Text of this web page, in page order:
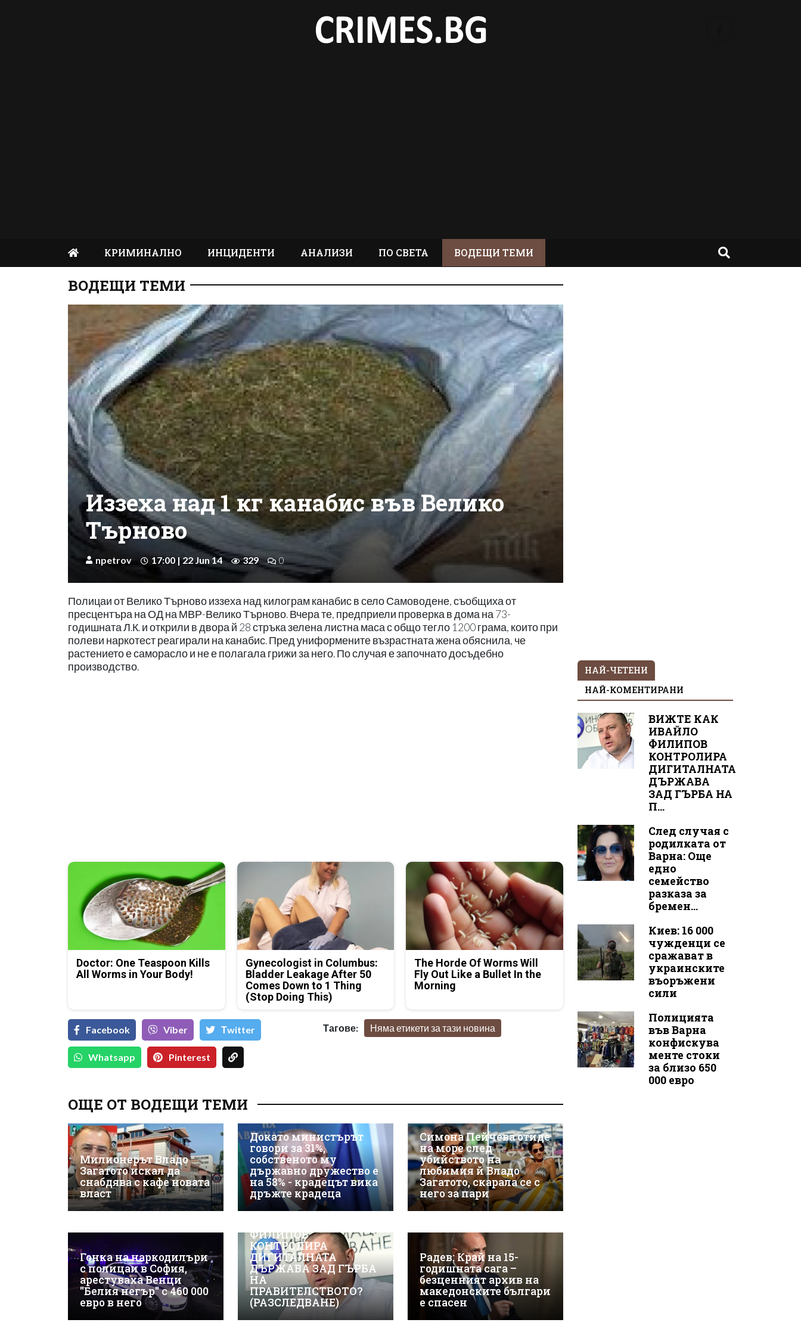
КРИМИНАЛНО ИНЦИДЕНТИ АНАЛИЗИ ПО СВЕТА ВОДЕЩИ ТЕМИ
ВОДЕЩИ ТЕМИ
Иззеха над 1 кг канабис във Велико
Търново
npetrov 17:00 | 22 Jun 14 329 0
Полицаи от Велико Търново иззеха над килограм канабис в село Самоводене, съобщиха от
пресцентъра на ОД на МВР-Велико Търново. Вчера те, предприели проверка в дома на 73-
годишната Л.К. и открили в двора й 28 стръка зелена листна маса с общо тегло 1200 грама, които при
полеви наркотест реагирали на канабис. Пред униформените възрастната жена обяснила, че
растението е саморасло и не е полагала грижи за него. По случая е започнато досъдебно
производство.
Doctor: One Teaspoon Kills
All Worms in Your Body!
Gynecologist in Columbus:
Bladder Leakage After 50
Comes Down to 1 Thing
(Stop Doing This)
The Horde Of Worms Will
Fly Out Like a Bullet In the
Morning
Facebook Viber Тwitter
Whatsapp Pinterest
Тагове: Няма етикети за тази новина
ОЩЕ ОТ ВОДЕЩИ ТЕМИ
Милионерът Владо
Загатото искал да
снабдява с кафе новата
власт
Докато министърът
говори за 31%,
собственото му
държавно дружество е
на 58% - крадецът вика
дръжте крадеца
Симона Пейчева отиде
на море след
убийството на
любимия й Владо
Загатото, скарала се с
него за пари
Гонка на наркодилъри
с полицаи в София,
арестуваха Венци
"Белия негър" с 460 000
евро в него
ФИЛИПОВ
КОНТРОЛИРА
ДИГИТАЛНАТА
ДЪРЖАВА ЗАД ГЪРБА
НА
ПРАВИТЕЛСТВОТО?
(РАЗСЛЕДВАНЕ)
Радев: Край на 15-
годишната сага –
безценният архив на
македонските българи
е спасен
НАЙ-ЧЕТЕНИ
НАЙ-КОМЕНТИРАНИ
ВИЖТЕ КАК
ИВАЙЛО
ФИЛИПОВ
КОНТРОЛИРА
ДИГИТАЛНАТА
ДЪРЖАВА
ЗАД ГЪРБА НА
П...
След случая с
родилката от
Варна: Още
едно
семейство
разказа за
бремен...
Киев: 16 000
чужденци се
сражават в
украинските
въоръжени
сили
Полицията
във Варна
конфискува
менте стоки
за близо 650
000 евро